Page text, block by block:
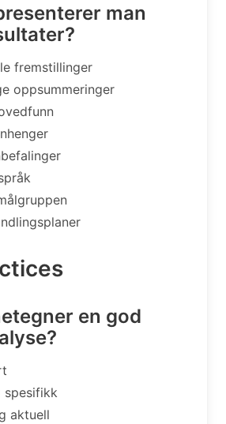
man
fremstillinger
oppsummeringer
en god
spesifikk
aktuell